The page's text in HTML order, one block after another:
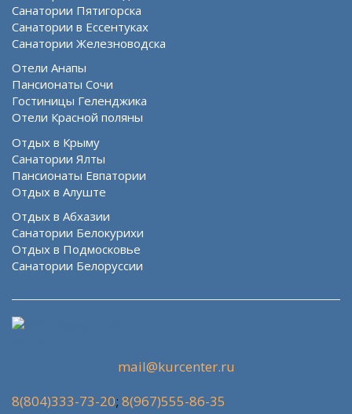
Санатории Пятигорска
Санатории в Ессентуках
Санатории Железноводска
Отели Анапы
Пансионаты Сочи
Гостиницы Геленджика
Отели Красной поляны
Отдых в Крыму
Санатории Ялты
Пансионаты Евпатории
Отдых в Алуште
Отдых в Абхазии
Санатории Белокурихи
Отдых в Подмосковье
Санатории Белоруссии
mail@kurcenter.ru
8(804)333-73-20; 8(967)555-86-35